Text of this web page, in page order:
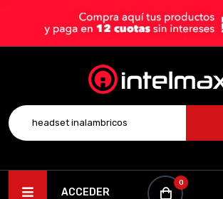
ACCEDER
0